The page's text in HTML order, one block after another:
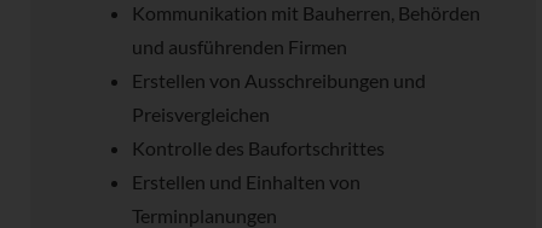
Kommunikation mit Bauherren, Behörden
und ausführenden Firmen
Erstellen von Ausschreibungen und
Preisvergleichen
Kontrolle des Baufortschrittes
Erstellen und Einhalten von
Terminplanungen